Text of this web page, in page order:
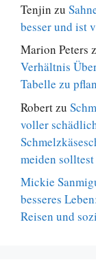
Tenjin zu
besser und ist
Marion Peters
Verhältnis
Tabelle zu
Robert zu
voller
meiden solltest
Mickie
besseres
Reisen und